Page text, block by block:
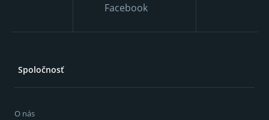
Facebook
Spoločnosť
O nás